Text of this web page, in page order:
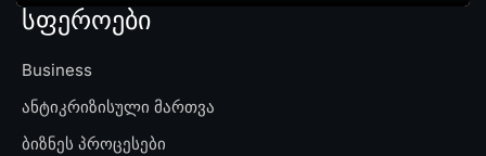
სფეროები
Business
ანტიკრიზისული მართვა
ბიზნეს პროცესები